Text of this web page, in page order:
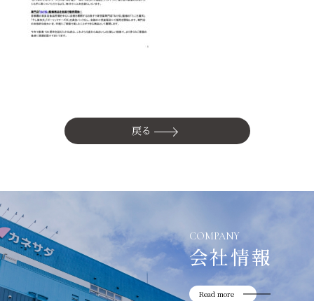
採用情報
リニューアル中
戻る
COMPANY
会社情報
Read more